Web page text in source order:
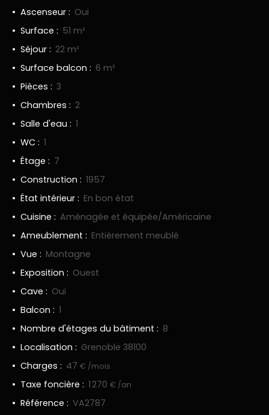
Ascenseur : Oui
Surface : 51 m²
Séjour : 22 m²
Surface balcon : 6 m²
Pièces : 3
Chambres : 2
Salle d'eau : 1
WC : 1
Étage : 7
Construction : 1957
État intérieur : En bon état
Cuisine : Aménagée et équipée/Américaine
Ameublement : Entièrement meublé
Vue : Montagne
Exposition : Ouest
Cave : Oui
Balcon : 1
Nombre d'étages du bâtiment : 8
Localisation : Grenoble 38100
Charges : 47€ /mois
Taxe foncière : 1 270€ /an
Référence : VA2787